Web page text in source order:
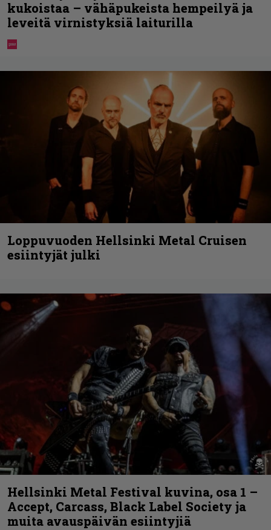
kukoistaa – vähäpukeista hempeilyä ja
leveitä virnistyksiä laiturilla
Loppuvuoden Hellsinki Metal Cruisen
esiintyjät julki
Hellsinki Metal Festival kuvina, osa 1 –
Accept, Carcass, Black Label Society ja
muita avauspäivän esiintyjiä